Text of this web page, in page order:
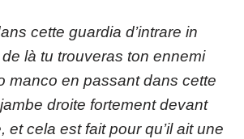
cette guardia d’intrare in
de là tu trouveras ton ennemi
manco en passant dans cette
droite fortement devant
et cela est fait pour qu’il ait une